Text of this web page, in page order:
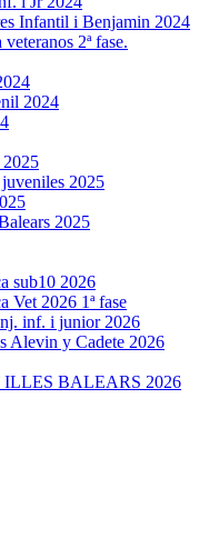
Infantil i Benjamin 2024
2ª fase.
2024
2025
2025
2025
sub10 2026
Vet 2026 1ª fase
inf. i junior 2026
Alevin y Cadete 2026
BALEARS 2026